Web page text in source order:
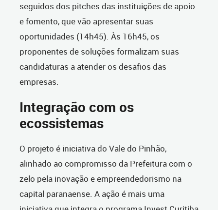
seguidos dos pitches das instituições de apoio
e fomento, que vão apresentar suas
oportunidades (14h45). Às 16h45, os
proponentes de soluções formalizam suas
candidaturas a atender os desafios das
empresas.
Integração com os
ecossistemas
O projeto é iniciativa do Vale do Pinhão,
alinhado ao compromisso da Prefeitura com o
zelo pela inovação e empreendedorismo na
capital paranaense. A ação é mais uma